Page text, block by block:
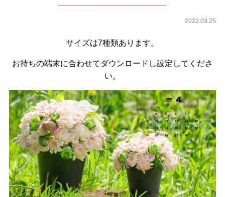
2022.03.25
サイズは7種類あります。
お持ちの端末に合わせてダウンロードし設定してくださ
い。